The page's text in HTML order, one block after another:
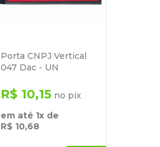
Porta CNPJ Vertical
047 Dac - UN
R$ 10,15 no pix
em até 1x de
R$ 10,68